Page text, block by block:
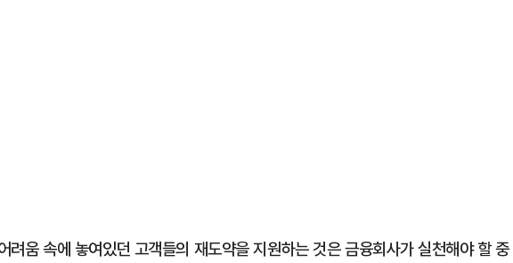
려움 속에 놓여있던 고객들의 재도약을 지원하는 것은 금융회사가 실천해야 할 중